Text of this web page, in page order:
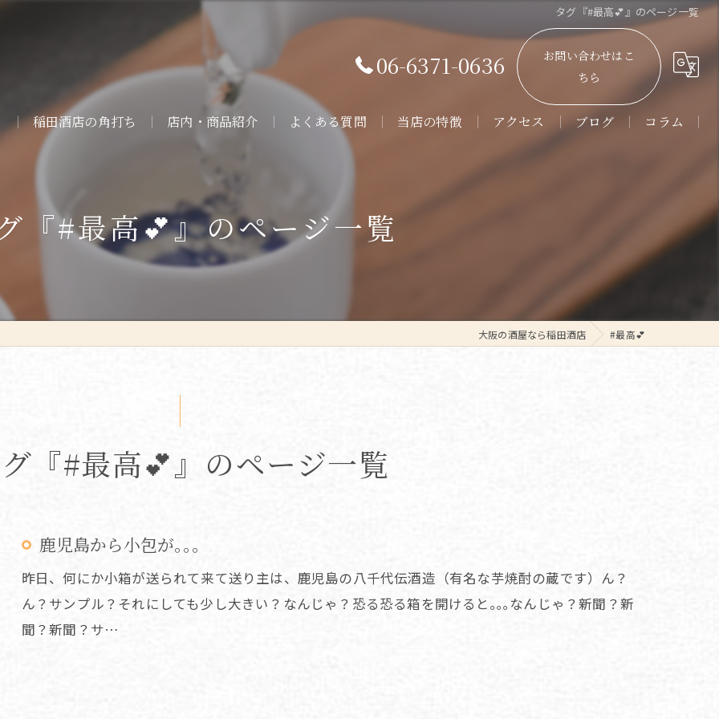
タグ『#最高💕』のページ一覧
06-6371-0636
お問い合わせはこ
ちら
稲田酒店の角打ち 店内・商品紹介 よくある質問 当店の特徴
焼酎
アクセス ブログ コラム
『#最高💕』のページ一覧
大阪の酒屋なら稲田酒店 #最高💕
『#最高💕』のページ一覧
鹿児島から小包が｡｡｡
昨日、何にか小箱が送られて来て送り主は、鹿児島の八千代伝酒造（有名な芋焼酎の蔵です）ん？
ん？サンプル？それにしても少し大きい？なんじゃ？恐る恐る箱を開けると｡｡｡なんじゃ？新聞？新
聞？新聞？サ…